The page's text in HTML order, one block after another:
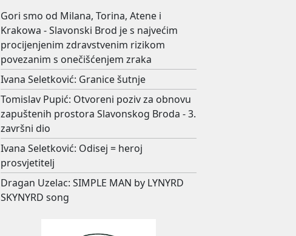
Gori smo od Milana, Torina, Atene i
Krakowa - Slavonski Brod je s najvećim
procijenjenim zdravstvenim rizikom
povezanim s onečišćenjem zraka
Ivana Seletković: Granice šutnje
Tomislav Pupić: Otvoreni poziv za obnovu
zapuštenih prostora Slavonskog Broda - 3.
završni dio
Ivana Seletković: Odisej = heroj
prosvjetitelj
Dragan Uzelac: SIMPLE MAN by LYNYRD
SKYNYRD song